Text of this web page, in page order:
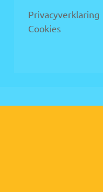
Privacyverklaring
Cookies